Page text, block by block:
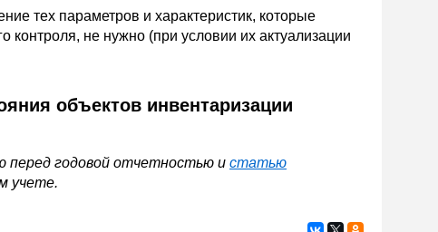
тех параметров и характеристик, которые
контроля, не нужно (при условии их актуализации
объектов инвентаризации
перед годовой отчетностью и статью
учете.